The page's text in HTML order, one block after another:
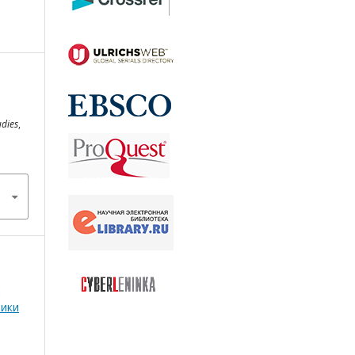
,